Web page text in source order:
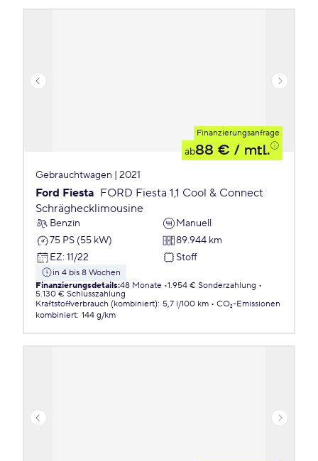
Finanzierungsanfrage
ab88 € / mtl.
Gebrauchtwagen | 2021
Ford Fiesta FORD Fiesta 1,1 Cool & Connect
Schräghecklimousine
Benzin
Manuell
75 PS (55 kW)
89.944 km
EZ: 11/22 Stoff
in 4 bis 8 Wochen
Finanzierungsdetails:48 Monate 1.954 € Sonderzahlung
5.130 € Schlusszahlung
Kraftstoffverbrauch (kombiniert): 5,7 l/100 km
CO₂-Emissionen
kombiniert: 144 g/km